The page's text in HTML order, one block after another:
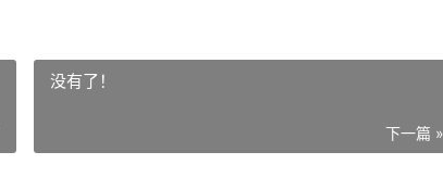
没有了！
下一篇 »